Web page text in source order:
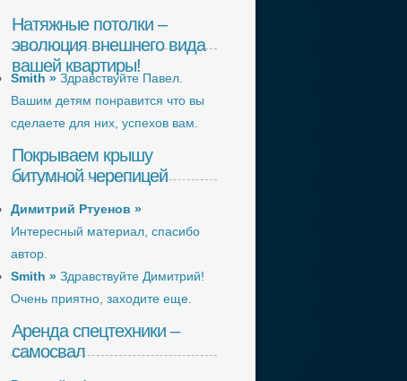
Натяжные потолки –
эволюция внешнего вида
вашей квартиры!
Smith » Здравствуйте Павел.
Вашим детям понравится что вы
сделаете для них, успехов вам.
Покрываем крышу
битумной черепицей
Димитрий Ртуенов »
Интересный материал, спасибо
автор.
Smith » Здравствуйте Димитрий!
Очень приятно, заходите еще.
Аренда спецтехники –
самосвал